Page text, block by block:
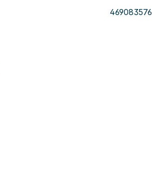
469083576